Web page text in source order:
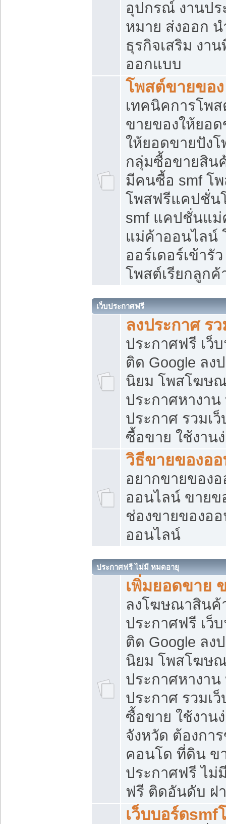
อุปกรณ์ งานป
หมาย ส่งออก น
ธุรกิจเสริม งา
ออกแบบ
โพสต์ขายของ
เทคนิคการโพ
ขายของให้ยอ
ให้ยอดขายปัง
กลุ่มซื้อขายสิน
มีคนซื้อ smf โ
โพสฟรีแคปชั่น
smf แคปชั่นแ
แม่ค้าออนไลน์
ออร์เดอร์เข้ารั
โพสต์เรียกลูกค้
เว็บประกาศฟรี
ลงประกาศ ร
ประกาศฟรี เว็
ติด Google ลง
นิยม โพสโฆษ
ประกาศหางาน
ประกาศ รวมเ
ซื้อขาย ใช้งาน
วิธีขายของอ
อยากขายของ
ออนไลน์ ขายข
ช่องขายของอ
ออนไลน์
ประกาศฟรี ไม่มี หมดอายุ
เพิ่มยอดขาย
ลงโฆษณาสิน
ประกาศฟรี เว็
ติด Google ลง
นิยม โพสโฆษ
ประกาศหางาน
ประกาศ รวมเ
ซื้อขาย ใช้งาน
จังหวัด ต้องกา
คอนโด ที่ดิน ข
ประกาศฟรี ไม่
ฟรี ติดอันดับ ฝ
เว็บบอร์ดsmf